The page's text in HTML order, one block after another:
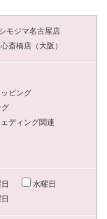
シモジマ名古屋店
斎橋店（大阪）
ッピング
グ
ェディング関連
水曜日